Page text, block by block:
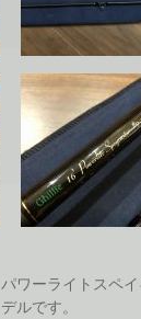
パワーライトスペ
デルです。